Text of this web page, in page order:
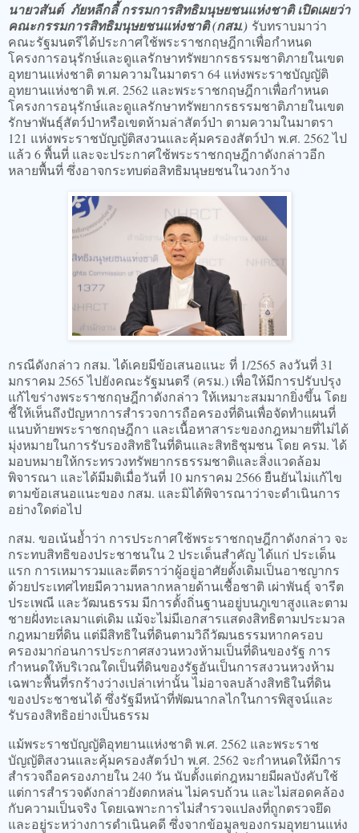
นายวสันต์ ภัยหลีกลี้ กรรมการสิทธิมนุษยชนแห่งชาติ เปิดเผยว่า
คณะกรรมการสิทธิมนุษยชนแห่งชาติ (กสม.) รับทราบมาว่า
คณะรัฐมนตรีได้ประกาศใช้พระราชกฤษฎีกาเพื่อกำหนด
โครงการอนุรักษ์และดูแลรักษาทรัพยากรธรรมชาติภายในเขต
อุทยานแห่งชาติ ตามความในมาตรา 64 แห่งพระราชบัญญัติ
อุทยานแห่งชาติ พ.ศ. 2562 และพระราชกฤษฎีกาเพื่อกำหนด
โครงการอนุรักษ์และดูแลรักษาทรัพยากรธรรมชาติภายในเขต
รักษาพันธุ์สัตว์ป่าหรือเขตห้ามล่าสัตว์ป่า ตามความในมาตรา
121 แห่งพระราชบัญญัติสงวนและคุ้มครองสัตว์ป่า พ.ศ. 2562 ไป
แล้ว 6 พื้นที่ และจะประกาศใช้พระราชกฤษฎีกาดังกล่าวอีก
หลายพื้นที่ ซึ่งอาจกระทบต่อสิทธิมนุษยชนในวงกว้าง
กรณีดังกล่าว กสม. ได้เคยมีข้อเสนอแนะ ที่ 1/2565 ลงวันที่ 31
มกราคม 2565 ไปยังคณะรัฐมนตรี (ครม.) เพื่อให้มีการปรับปรุง
แก้ไขร่างพระราชกฤษฎีกาดังกล่าว ให้เหมาะสมมากยิ่งขึ้น โดย
ชี้ให้เห็นถึงปัญหาการสำรวจการถือครองที่ดินเพื่อจัดทำแผนที่
แนบท้ายพระราชกฤษฎีกา และเนื้อหาสาระของกฎหมายที่ไม่ได้
มุ่งหมายในการรับรองสิทธิในที่ดินและสิทธิชุมชน โดย ครม. ได้
มอบหมายให้กระทรวงทรัพยากรธรรมชาติและสิ่งแวดล้อม
พิจารณา และได้มีมติเมื่อวันที่ 10 มกราคม 2566 ยืนยันไม่แก้ไข
ตามข้อเสนอแนะของ กสม. และมิได้พิจารณาว่าจะดำเนินการ
อย่างใดต่อไป
กสม. ขอเน้นย้ำว่า การประกาศใช้พระราชกฤษฎีกาดังกล่าว จะ
กระทบสิทธิของประชาชนใน 2 ประเด็นสำคัญ ได้แก่ ประเด็น
แรก การเหมารวมและตีตราว่าผู้อยู่อาศัยดั้งเดิมเป็นอาชญากร
ด้วยประเทศไทยมีความหลากหลายด้านเชื้อชาติ เผ่าพันธุ์ จารีต
ประเพณี และวัฒนธรรม มีการตั้งถิ่นฐานอยู่บนภูเขาสูงและตาม
ชายฝั่งทะเลมาแต่เดิม แม้จะไม่มีเอกสารแสดงสิทธิตามประมวล
กฎหมายที่ดิน แต่มีสิทธิในที่ดินตามวิถีวัฒนธรรมหากครอบ
ครองมาก่อนการประกาศสงวนหวงห้ามเป็นที่ดินของรัฐ การ
กำหนดให้บริเวณใดเป็นที่ดินของรัฐอันเป็นการสงวนหวงห้าม
เฉพาะพื้นที่รกร้างว่างเปล่าเท่านั้น ไม่อาจลบล้างสิทธิในที่ดิน
ของประชาชนได้ ซึ่งรัฐมีหน้าที่พัฒนากลไกในการพิสูจน์และ
รับรองสิทธิอย่างเป็นธรรม
แม้พระราชบัญญัติอุทยานแห่งชาติ พ.ศ. 2562 และพระราช
บัญญัติสงวนและคุ้มครองสัตว์ป่า พ.ศ. 2562 จะกำหนดให้มีการ
สำรวจถือครองภายใน 240 วัน นับตั้งแต่กฎหมายมีผลบังคับใช้
แต่การสำรวจดังกล่าวยังตกหล่น ไม่ครบถ้วน และไม่สอดคล้อง
กับความเป็นจริง โดยเฉพาะการไม่สำรวจแปลงที่ถูกตรวจยึด
และอยู่ระหว่างการดำเนินคดี ซึ่งจากข้อมูลของกรมอุทยานแห่ง